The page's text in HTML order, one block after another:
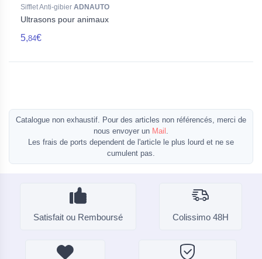
Sifflet Anti-gibier ADNAUTO
Ultrasons pour animaux
5,84€
Catalogue non exhaustif. Pour des articles non référencés, merci de
nous envoyer un Mail .
Les frais de ports dependent de l'article le plus lourd et ne se
cumulent pas.
Satisfait ou Remboursé Colissimo 48H